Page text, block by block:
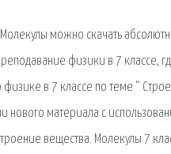
можно скачать
физики в 7 классе,
в 7 классе по теме “
нового материала с
вещества. Молекулы 7